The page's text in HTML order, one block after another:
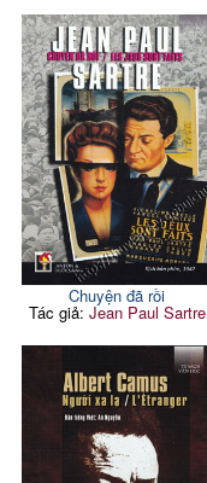
Chuyện đã rồi
Tác giả: Jean Paul Sartre